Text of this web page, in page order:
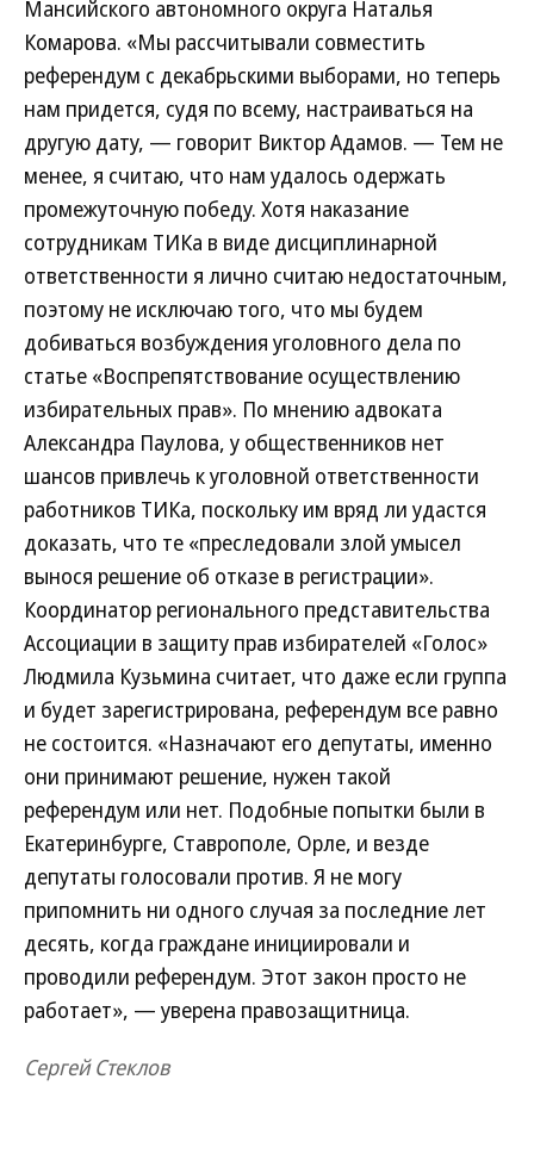
Мансийского автономного округа Наталья
Комарова. «Мы рассчитывали совместить
референдум с декабрьскими выборами, но теперь
нам придется, судя по всему, настраиваться на
другую дату, — говорит Виктор Адамов. — Тем не
менее, я считаю, что нам удалось одержать
промежуточную победу. Хотя наказание
сотрудникам ТИКа в виде дисциплинарной
ответственности я лично считаю недостаточным,
поэтому не исключаю того, что мы будем
добиваться возбуждения уголовного дела по
статье «Воспрепятствование осуществлению
избирательных прав». По мнению адвоката
Александра Паулова, у общественников нет
шансов привлечь к уголовной ответственности
работников ТИКа, поскольку им вряд ли удастся
доказать, что те «преследовали злой умысел
вынося решение об отказе в регистрации».
Координатор регионального представительства
Ассоциации в защиту прав избирателей «Голос»
Людмила Кузьмина считает, что даже если группа
и будет зарегистрирована, референдум все равно
не состоится. «Назначают его депутаты, именно
они принимают решение, нужен такой
референдум или нет. Подобные попытки были в
Екатеринбурге, Ставрополе, Орле, и везде
депутаты голосовали против. Я не могу
припомнить ни одного случая за последние лет
десять, когда граждане инициировали и
проводили референдум. Этот закон просто не
работает», — уверена правозащитница.
Сергей Стеклов